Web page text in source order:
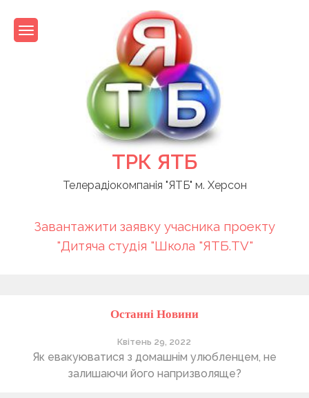
content
ТРК ЯТБ
Телерадіокомпанія "ЯТБ" м. Херсон
Завантажити заявку учасника проекту
"Дитяча студія "Школа "ЯТБ.TV"
Останні Новини
Квітень 29, 2022
Як евакуюватися з домашнім улюбленцем, не
залишаючи його напризволяще?